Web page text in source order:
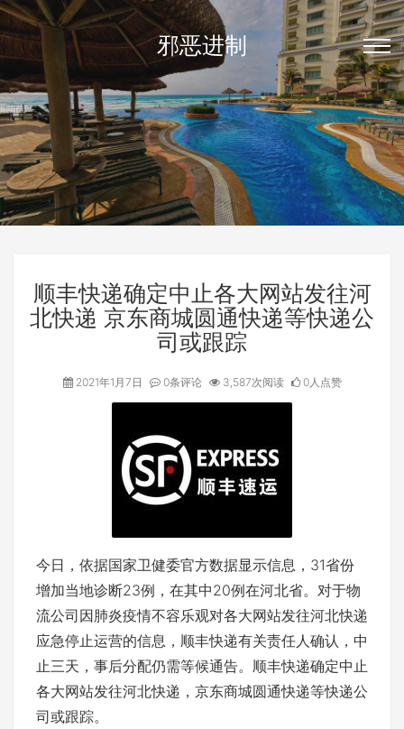
邪恶进制
顺丰快递确定中止各大网站发往河
北快递 京东商城圆通快递等快递公
司或跟踪
2021年1月7日 0条评论 3,587次阅读 0人点赞
今日，依据国家卫健委官方数据显示信息，31省份
增加当地诊断23例，在其中20例在河北省。对于物
流公司因肺炎疫情不容乐观对各大网站发往河北快递
应急停止运营的信息，顺丰快递有关责任人确认，中
止三天，事后分配仍需等候通告。顺丰快递确定中止
各大网站发往河北快递，京东商城圆通快递等快递公
司或跟踪。